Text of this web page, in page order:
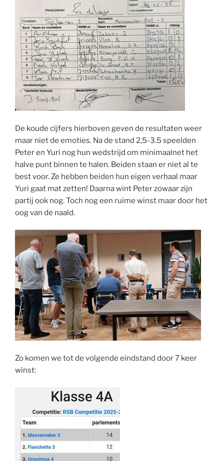
De koude cijfers hierboven geven de resultaten weer
maar niet de emoties. Na de stand 2,5-3.5 speelden
Peter en Yuri nog hun wedstrijd om minimaalnet het
halve punt binnen te halen. Beiden staan er niet al te
best voor. Ze hebben beiden hun eigen verhaal maar
Yuri gaat mat zetten! Daarna wint Peter zowaar zijn
partij ook nog. Toch nog een ruime winst maar door het
oog van de naald.
Zo komen we tot de volgende eindstand door 7 keer
winst: